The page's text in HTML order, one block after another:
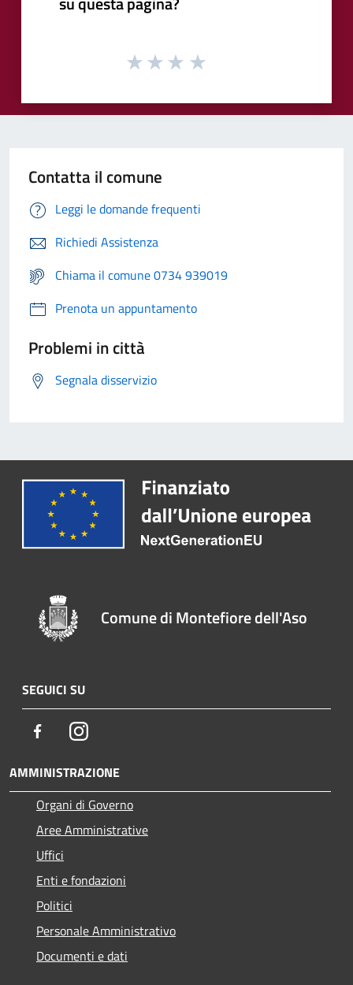
Contatta il comune
Leggi le domande frequenti
Richiedi Assistenza
Chiama il comune 0734 939019
Prenota un appuntamento
Problemi in città
Segnala disservizio
Comune di Montefiore dell'Aso
SEGUICI SU
FacebookInstagram
AMMINISTRAZIONE
Organi di Governo
Aree Amministrative
Uffici
Enti e fondazioni
Politici
Personale Amministrativo
Documenti e dati